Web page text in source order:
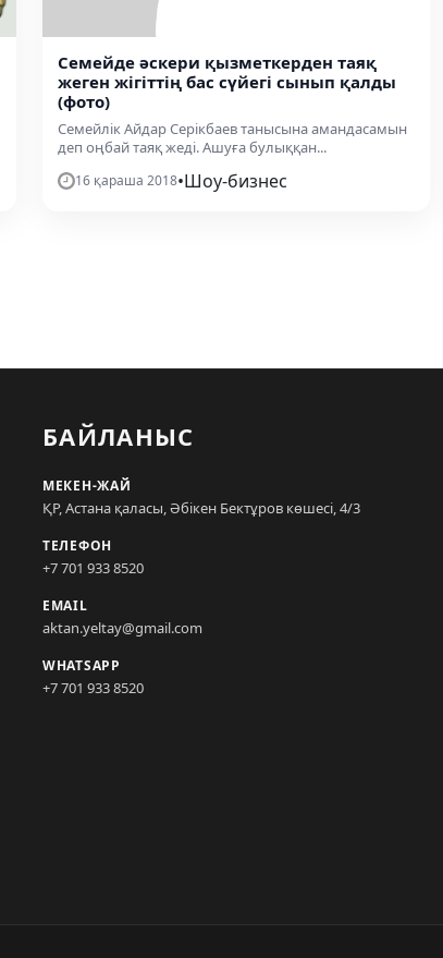
Семейде әскери қызметкерден таяқ
жеген жігіттің бас сүйегі сынып қалды
(фото)
Семейлік Айдар Серікбаев танысына амандасамын
деп оңбай таяқ жеді. Ашуға булыққан...
16 қараша 2018•Шоу-бизнес
БАЙЛАНЫС
МЕКЕН-ЖАЙ
ҚР, Астана қаласы, Әбікен Бектұров көшесі, 4/3
ТЕЛЕФОН
+7 701 933 8520
EMAIL
aktan.yeltay@gmail.com
WHATSAPP
+7 701 933 8520